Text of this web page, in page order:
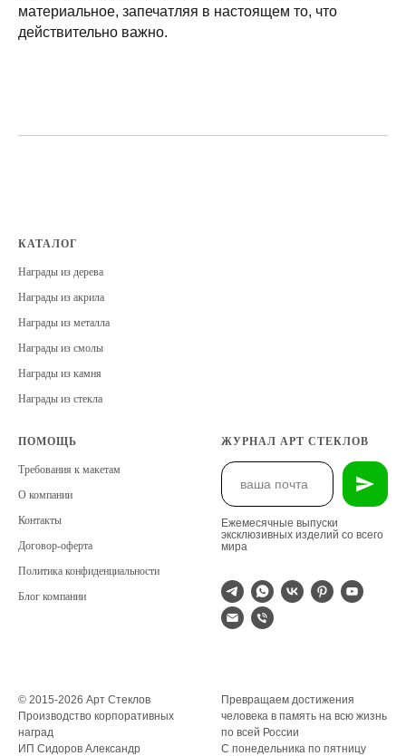
материальное, запечатляя в настоящем то, что
действительно важно.
КАТАЛОГ
Награды из дерева
Награды из акрила
Награды из металла
Награды из смолы
Награды из камня
Награды из стекла
ПОМОЩЬ
Требования к макетам
О компании
Контакты
Договор-оферта
Политика конфиденциальности
Блог компании
ЖУРНАЛ АРТ СТЕКЛОВ
Ежемесячные выпуски
эксклюзивных изделий со всего
мира
© 2015-2026 Арт Стеклов
Производство корпоративных
наград
ИП Сидоров Александр
Превращаем достижения
человека в память на всю жизнь
по всей России
С понедельника по пятницу